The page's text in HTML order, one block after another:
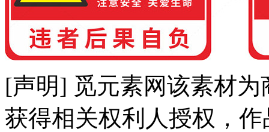
[声明] 觅元素网该素材
获得相关权利人授权，